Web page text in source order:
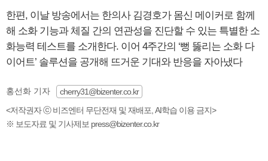
한편, 이날 방송에서는 한의사 김경호가 몸신 메이커로 함께
해 소화 기능과 체질 간의 연관성을 진단할 수 있는 특별한 소
화능력 테스트를 소개한다. 이어 4주간의 ‘뻥 뚫리는 소화 다
이어트’ 솔루션을 공개해 뜨거운 기대와 반응을 자아냈다
홍선화 기자
cherry31@bizenter.co.kr
<저작권자 ⓒ 비즈엔터 무단전재 및 재배포, AI학습 이용 금지>
※ 보도자료 및 기사제보 press@bizenter.co.kr